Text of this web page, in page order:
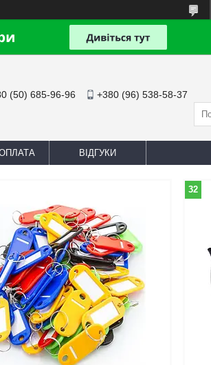
(50) 685-96-96 +380 (96) 538-58-37
ВІДГУКИ
32